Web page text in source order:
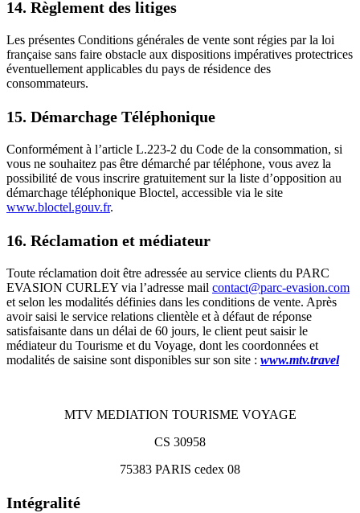
14. Règlement des litiges
Les présentes Conditions générales de vente sont régies par la loi
française sans faire obstacle aux dispositions impératives protectrices
éventuellement applicables du pays de résidence des
consommateurs.
15. Démarchage Téléphonique
Conformément à l’article L.223-2 du Code de la consommation, si
vous ne souhaitez pas être démarché par téléphone, vous avez la
possibilité de vous inscrire gratuitement sur la liste d’opposition au
démarchage téléphonique Bloctel, accessible via le site
www.bloctel.gouv.fr.
16. Réclamation et médiateur
Toute réclamation doit être adressée au service clients du PARC
EVASION CURLEY via l’adresse mail contact@parc-evasion.com
et selon les modalités définies dans les conditions de vente. Après
avoir saisi le service relations clientèle et à défaut de réponse
satisfaisante dans un délai de 60 jours, le client peut saisir le
médiateur du Tourisme et du Voyage, dont les coordonnées et
modalités de saisine sont disponibles sur son site : www.mtv.travel
MTV MEDIATION TOURISME VOYAGE
CS 30958
75383 PARIS cedex 08
Intégralité